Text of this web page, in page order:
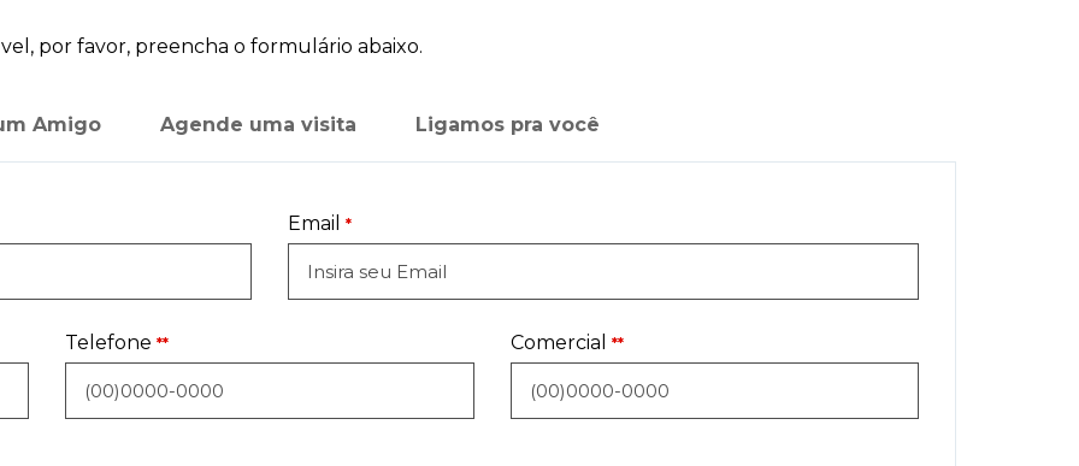
por favor, preencha o formulário abaixo.
Amigo Agende uma visita Ligamos pra você
Email *
Telefone ** Comercial **